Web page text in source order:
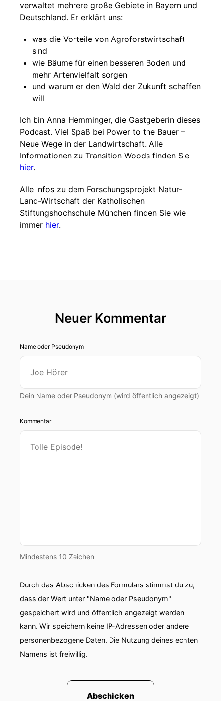
verwaltet mehrere große Gebiete in Bayern und
Deutschland. Er erklärt uns:
was die Vorteile von Agroforstwirtschaft
sind
wie Bäume für einen besseren Boden und
mehr Artenvielfalt sorgen
und warum er den Wald der Zukunft schaffen
will
Ich bin Anna Hemminger, die Gastgeberin dieses
Podcast. Viel Spaß bei Power to the Bauer –
Neue Wege in der Landwirtschaft. Alle
Informationen zu Transition Woods finden Sie
hier.
Alle Infos zu dem Forschungsprojekt Natur-
Land-Wirtschaft der Katholischen
Stiftungshochschule München finden Sie wie
immer hier.
Neuer Kommentar
Name oder Pseudonym
Dein Name oder Pseudonym (wird öffentlich angezeigt)
Kommentar
Mindestens 10 Zeichen
Durch das Abschicken des Formulars stimmst du zu,
dass der Wert unter "Name oder Pseudonym"
gespeichert wird und öffentlich angezeigt werden
kann. Wir speichern keine IP-Adressen oder andere
personenbezogene Daten. Die Nutzung deines echten
Namens ist freiwillig.
Abschicken